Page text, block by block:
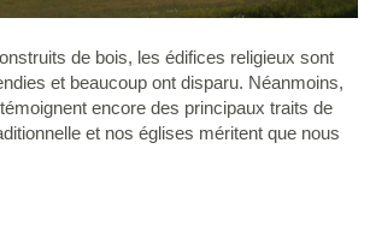
de bois, les édifices religieux sont
et beaucoup ont disparu. Néanmoins,
encore des principaux traits de
et nos églises méritent que nous